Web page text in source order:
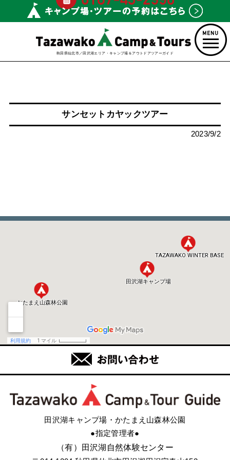
秋田県仙北市／田沢湖エリア・キャンプ場＆アウトドアツアーガイド
サンセットカヤックツアー
2023/9/2
田沢湖キャンプ場・かたまえ山森林公園
●指定管理者●
（有）田沢湖自然体験センター